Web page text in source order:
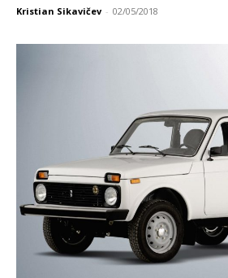
Kristian Sikavičev - 02/05/2018